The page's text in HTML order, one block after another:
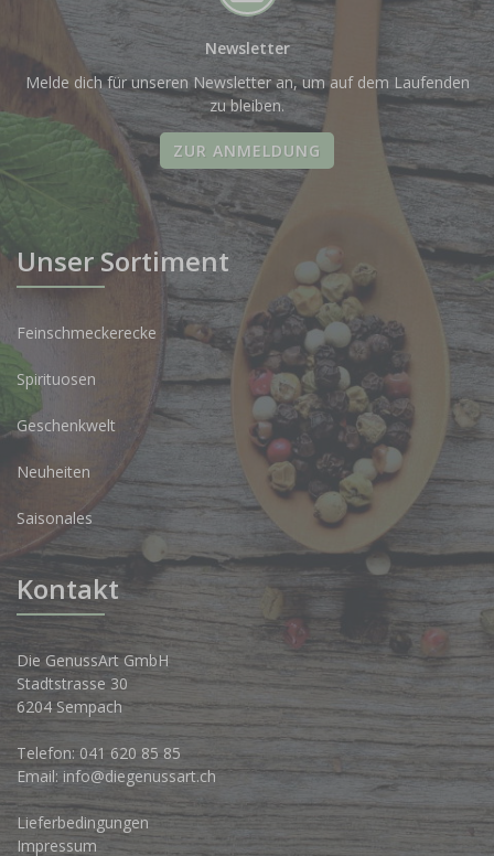
Newsletter
Melde dich für unseren Newsletter an, um auf dem Laufenden
zu bleiben.
ZUR ANMELDUNG
Unser Sortiment
Feinschmeckerecke
Spirituosen
Geschenkwelt
Neuheiten
Saisonales
Kontakt
Die GenussArt GmbH
Stadtstrasse 30
6204 Sempach
Telefon: 041 620 85 85
Email: info@diegenussart.ch
Lieferbedingungen
Impressum